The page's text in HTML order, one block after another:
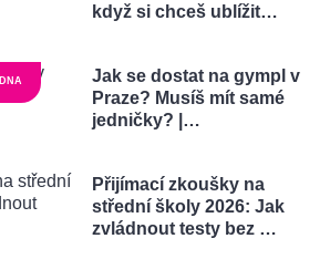
když si chceš ublížit…
Jak se dostat na gympl v
Praze? Musíš mít samé
jedničky? |…
Přijímací zkoušky na
střední školy 2026: Jak
zvládnout testy bez …